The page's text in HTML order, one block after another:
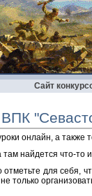
Сайт
онлайн, а
найдется что-то
для себя,
только